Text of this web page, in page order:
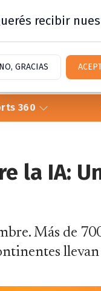
360
la IA:
Más de
recibir
NO, GRACIAS